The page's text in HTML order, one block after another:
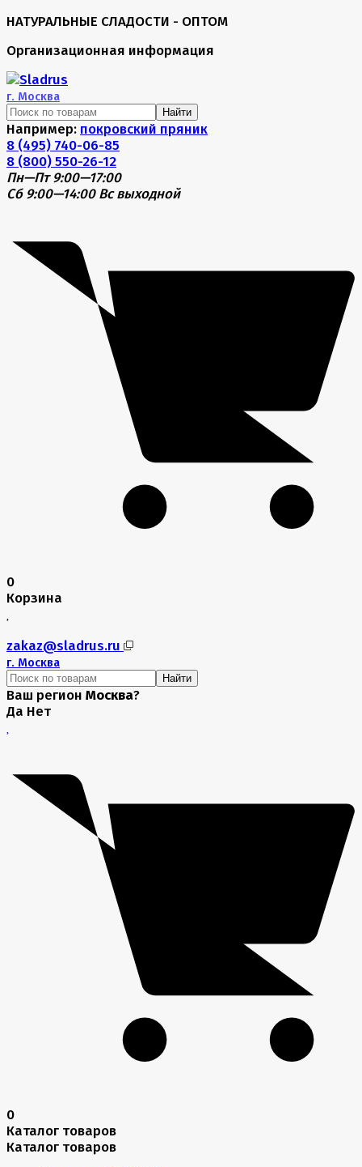
НАТУРАЛЬНЫЕ СЛАДОСТИ - ОПТОМ
Организационная информация
г. Москва
Найти
Например: покровский пряник
8 (495) 740-06-85
8 (800) 550-26-12
Пн—Пт 9:00—17:00
Сб 9:00—14:00 Вс выходной
0
Корзина
zakaz@sladrus.ru
г. Москва
Найти
Ваш регион Москва?
Да Нет
0
Каталог товаров
Каталог товаров